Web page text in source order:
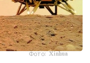
Фото: Xinhua